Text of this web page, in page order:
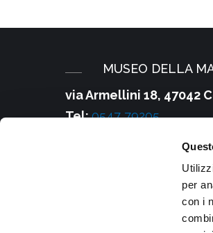
per
con i
MUSEO DELLA
via Armellini 18, 47042
Tel:0547 79205
Partita IVA e Cod.